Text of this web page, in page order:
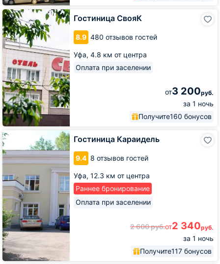
Гостиница СвояК
8.9 480 отзывов гостей
Уфа, 4.8 км от центра
Оплата при заселении
от3 200руб.
за 1 ночь
Получите160 бонусов
Гостиница
СвояК
Гостиница Караидель
9.4 8 отзывов гостей
Уфа, 12.3 км от центра
Раннее бронирование
Оплата при заселении
2 600руб.от2 340руб.
за 1 ночь
Получите117 бонусов
Гостиница
Караидель